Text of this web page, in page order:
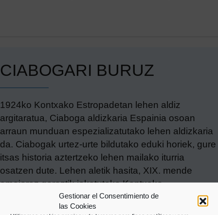
Gestionar el Consentimiento de
las Cookies
CIABOGARI BURUZ
1924ko Kontxako Estropadetan lehen aldiz
argitaratua, Ciaboga aldizkaria Espainia osoan
arraun munduan espezializatutako lehen aldizkaria
da. Ciabogak urtez-urte bildutako eduki horiek, gure
itsas historia aztertzeko lehen mailako iturria
osatzen dute. Lehen aletik hasita, XIX. mende
amaieraz geroztik jokatutako Kontxako
Estropadetako palmaresa edo euskal
estropadetako patroi mitikoak diren Kiriko, Aita